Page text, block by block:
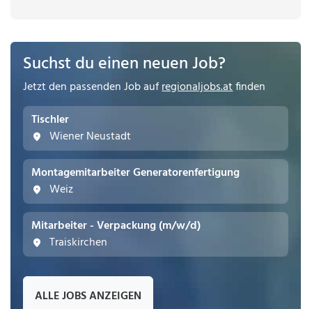
Suchst du einen neuen Job?
Jetzt den passenden Job aufregionaljobs.atfinden
Tischler
Wiener Neustadt
Montagemitarbeiter Generatorenfertigung
Weiz
Mitarbeiter - Verpackung (m/w/d)
Traiskirchen
ALLE JOBS ANZEIGEN